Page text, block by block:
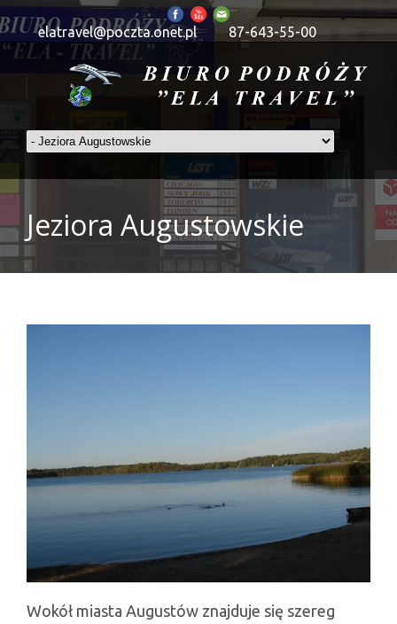
elatravel@poczta.onet.pl 87-643-55-00
Jeziora Augustowskie
Wokół miasta Augustów znajduje się szereg